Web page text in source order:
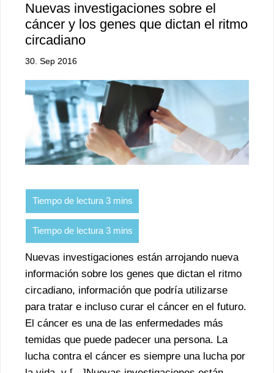
Nuevas investigaciones sobre el
cáncer y los genes que dictan el ritmo
circadiano
30. Sep 2016
Nuevas investigaciones están arrojando nueva
información sobre los genes que dictan el ritmo
circadiano, información que podría utilizarse
para tratar e incluso curar el cáncer en el futuro.
El cáncer es una de las enfermedades más
temidas que puede padecer una persona. La
lucha contra el cáncer es siempre una lucha por